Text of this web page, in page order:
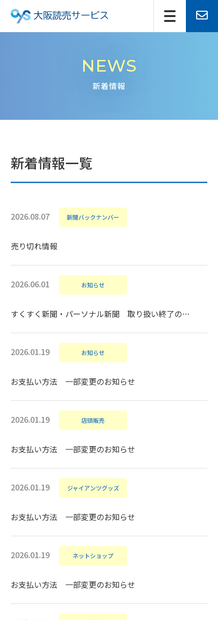
NEWS
新着情報
新着情報一覧
2026.08.07 新聞バックナンバー
売り切れ情報
2026.06.01 お知らせ
すくすく新聞・パーソナル新聞 取り扱い終了のお知らせ
2026.01.19 お知らせ
お支払い方法 一部変更のお知らせ
2026.01.19 店頭販売
お支払い方法 一部変更のお知らせ
2026.01.19 ジャイアンツグッズ
お支払い方法 一部変更のお知らせ
2026.01.19 ネットショップ
お支払い方法 一部変更のお知らせ